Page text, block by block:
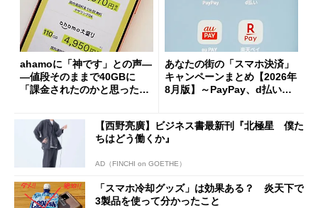
ahamoに「神です」との声―
―値段そのままで40GBに
「課金されたのかと思った」
あなたの街の「スマホ決済」
キャンペーンまとめ【2026年
8月版】～PayPay、d払い、a
【西野亮廣】ビジネス書最新刊『北極星 僕た
ちはどう働くか』
AD（FINCHI on GOETHE）
「スマホ冷却グッズ」は効果ある？ 炎天下で
3製品を使って分かったこと